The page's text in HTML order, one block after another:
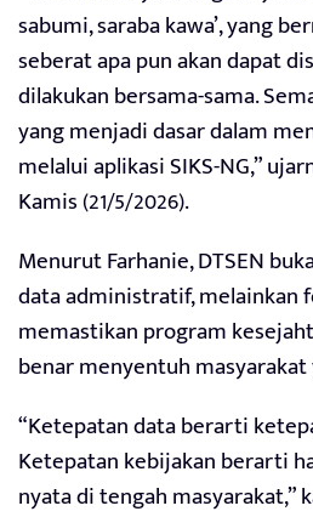
sabumi, saraba kawa’, yang
seberat apa pun akan dapat
dilakukan bersama-sama.
yang menjadi dasar dalam
melalui aplikasi SIKS-NG,”
Kamis (21/5/2026).
Menurut Farhanie, DTSEN
data administratif, melainkan
memastikan program
benar menyentuh
“Ketepatan data berarti
Ketepatan kebijakan berarti
nyata di tengah masyarakat,”